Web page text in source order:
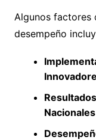
Algunos factores
desempeño
Nacionales